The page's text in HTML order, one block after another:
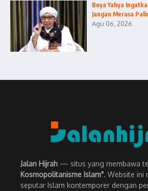
Buya Yahya
Jangan Merasa
Agu 06, 2026
Jalan Hijrah — situs yang membawa
Kosmopolitanisme Islam". Website ini
seputar Islam kontemporer dengan